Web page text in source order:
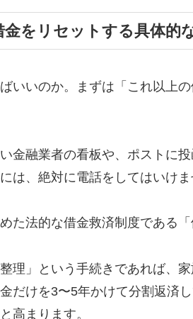
金をリセットする具体的
いいのか。まずは「これ以上
金融業者の看板や、ポストに
は、絶対に電話をしてはいけま
た法的な借金救済制度である「
理」という手続きであれば、
だけを3〜5年かけて分割返済
高まります。